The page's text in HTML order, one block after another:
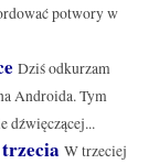
potwory w
Dziś odkurzam
Androida. Tym
dźwięczącej...
W trzeciej